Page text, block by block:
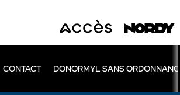
CONTACT DONORMYL SANS ORDONNANCE